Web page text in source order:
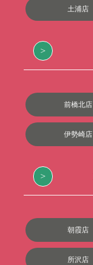
土浦店
前橋北店
伊勢崎店
朝霞店
所沢店